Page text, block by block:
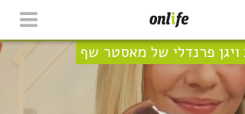
ויגן פרנדלי של מאסטר שף